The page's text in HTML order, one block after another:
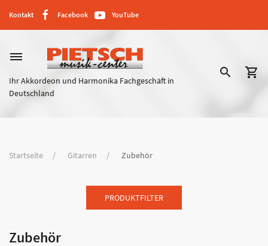
Kontakt Facebook YouTube
dehaze
Ihr Akkordeon und Harmonika Fachgeschäft in
Deutschland
search shopping_cart
Startseite Gitarren Zubehör
PRODUKTFILTER
Zubehör